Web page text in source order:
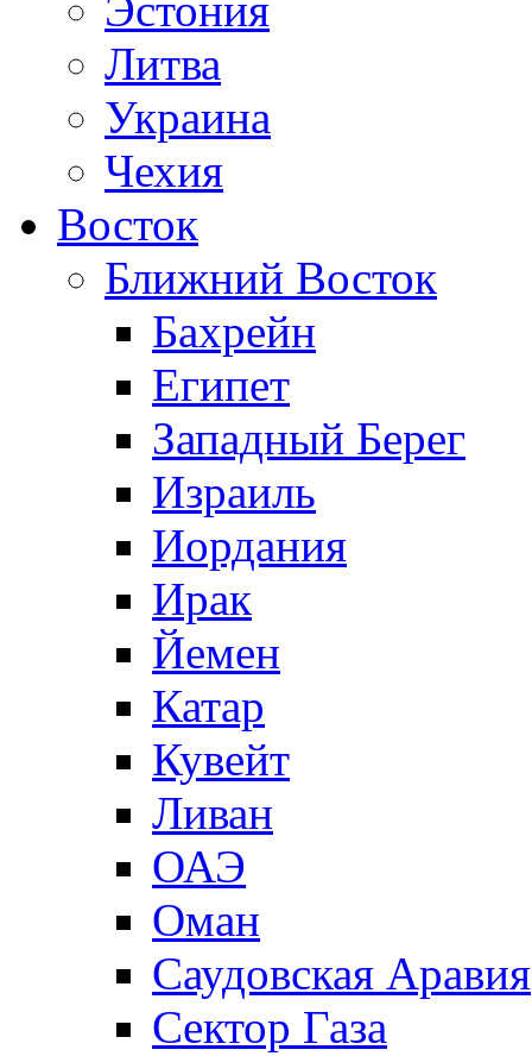
Литва
Украина
Чехия
Восток
Ближний Восток
Бахрейн
Египет
Западный Берег
Израиль
Иордания
Ирак
Йемен
Катар
Кувейт
Ливан
ОАЭ
Оман
Саудовская Аравия
Сектор Газа